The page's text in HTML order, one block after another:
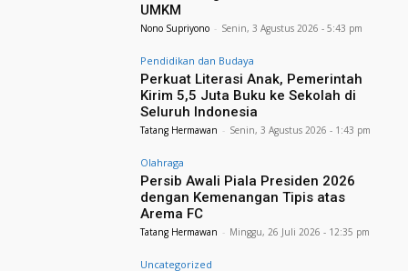
UMKM
Nono Supriyono - Senin, 3 Agustus 2026 - 5:43 pm
Pendidikan dan Budaya
Perkuat Literasi Anak, Pemerintah
Kirim 5,5 Juta Buku ke Sekolah di
Seluruh Indonesia
Tatang Hermawan - Senin, 3 Agustus 2026 - 1:43 pm
Olahraga
Persib Awali Piala Presiden 2026
dengan Kemenangan Tipis atas
Arema FC
Tatang Hermawan - Minggu, 26 Juli 2026 - 12:35 pm
Uncategorized